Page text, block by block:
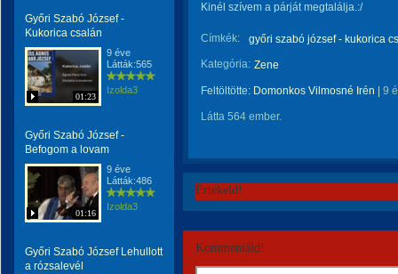
Győri Szabó József -
Kukorica csalán
01:23
9 éve
Látták:565
Izolda3
Győri Szabó József -
Befogom a lovam
01:16
9 éve
Látták:486
Izolda3
Győri Szabó József Lehullott
a rózsalevél
Kinél szívem a párját megtalálja.:/
Címkék:
győri szabó józsef - kukorica
Kategória: Zene
Feltöltötte: Domonkos Vilmosné Irén 9
Látta 564 ember.
Értékeld!
Kommentáld!